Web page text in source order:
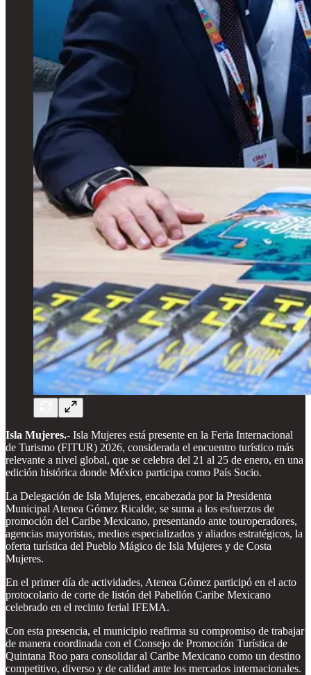
Isla Mujeres.- Isla Mujeres está presente en la Feria Internacional
de Turismo (FITUR) 2026, considerada el encuentro turístico más
relevante a nivel global, que se celebra del 21 al 25 de enero, en una
edición histórica donde México participa como País Socio.
La Delegación de Isla Mujeres, encabezada por la Presidenta
Municipal Atenea Gómez Ricalde, se suma a los esfuerzos de
promoción del Caribe Mexicano, presentando ante touroperadores,
agencias mayoristas, medios especializados y aliados estratégicos, la
oferta turística del Pueblo Mágico de Isla Mujeres y de Costa
Mujeres.
En el primer día de actividades, Atenea Gómez participó en el acto
protocolario de corte de listón del Pabellón Caribe Mexicano
celebrado en el recinto ferial IFEMA.
Con esta presencia, el municipio reafirma su compromiso de trabajar
de manera coordinada con el Consejo de Promoción Turística de
Quintana Roo para consolidar al Caribe Mexicano como un destino
competitivo, diverso y de calidad ante los mercados internacionales.